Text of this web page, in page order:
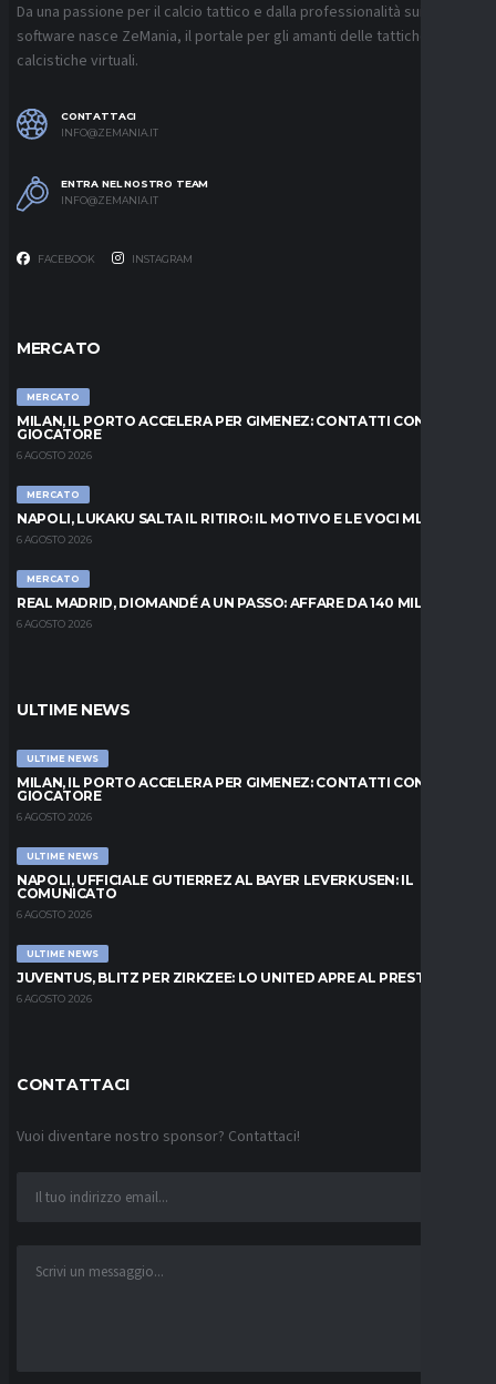
Da una passione per il calcio tattico e dalla professionalità sui
software nasce ZeMania, il portale per gli amanti delle tattiche
calcistiche virtuali.
CONTATTACI
INFO@ZEMANIA.IT
ENTRA NEL NOSTRO TEAM
INFO@ZEMANIA.IT
FACEBOOK INSTAGRAM
MERCATO
MERCATO
MILAN, IL PORTO ACCELERA PER GIMENEZ: CONTATTI CON IL
GIOCATORE
6 AGOSTO 2026
MERCATO
NAPOLI, LUKAKU SALTA IL RITIRO: IL MOTIVO E LE VOCI MLS
6 AGOSTO 2026
MERCATO
REAL MADRID, DIOMANDÉ A UN PASSO: AFFARE DA 140 MILIONI
6 AGOSTO 2026
ULTIME NEWS
ULTIME NEWS
MILAN, IL PORTO ACCELERA PER GIMENEZ: CONTATTI CON IL
GIOCATORE
6 AGOSTO 2026
ULTIME NEWS
NAPOLI, UFFICIALE GUTIERREZ AL BAYER LEVERKUSEN: IL
COMUNICATO
6 AGOSTO 2026
ULTIME NEWS
JUVENTUS, BLITZ PER ZIRKZEE: LO UNITED APRE AL PRESTITO
6 AGOSTO 2026
CONTATTACI
Vuoi diventare nostro sponsor? Contattaci!